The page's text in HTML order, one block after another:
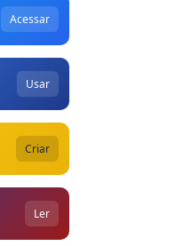
Acessar
Usar
Criar
Ler